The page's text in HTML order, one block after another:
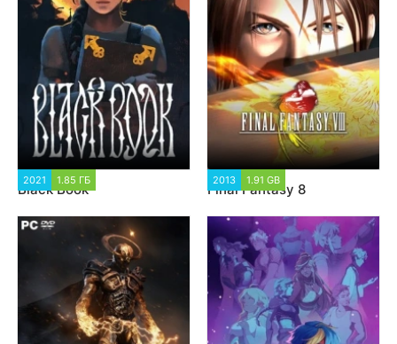
2021 1.85 ГБ
Black Book
2013 1.91 GB
Final Fantasy 8